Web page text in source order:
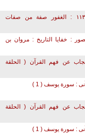
لحظات قرآنية ١١٣٠ : الغفور صفة من صفات
: خفايا التاريخ : مروان بن
حجاب عن فهم القرآن ( الحلقة
: سورة يوسف ( 1 )
حجاب عن فهم القرآن ( الحلقة
: سورة يوسف ( 1 )